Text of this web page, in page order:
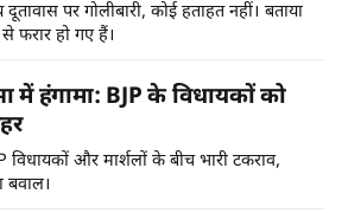
पर गोलीबारी, कोई हताहत नहीं। बताया
फरार हो गए हैं।
में हंगामा: BJP के विधायकों को
विधायकों और मार्शलों के बीच भारी टकराव,
बवाल।